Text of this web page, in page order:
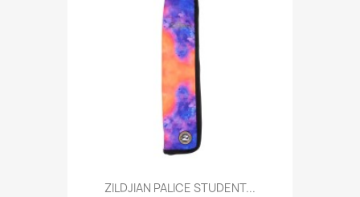
ZILDJIAN PALICE STUDENT...